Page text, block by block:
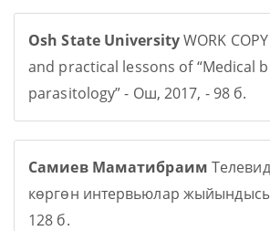
Osh State UniversityWORK
and practical lessons of “Medical
parasitology” - Ош, 2017, - 98 б.
Самиев Маматибраим
көргөн интервьюлар
128 б.